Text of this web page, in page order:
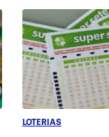
LOTERIAS